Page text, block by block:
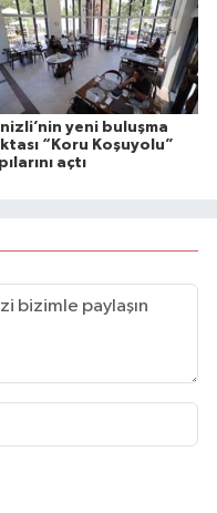
yeni buluşma
“Koru Koşuyolu”
açtı